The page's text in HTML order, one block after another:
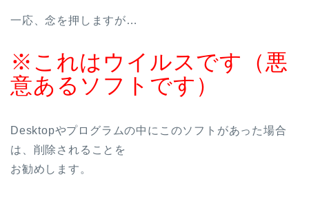
一応、念を押しますが…
※これはウイルスです（悪
意あるソフトです）
Desktopやプログラムの中にこのソフトがあった場合
は、削除されることを
お勧めします。